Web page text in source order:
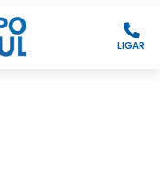
LIGAR